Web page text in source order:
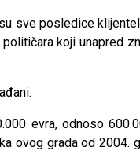
sve posledice
koji unapred
evra, odnoso
ovog grada od 2004.